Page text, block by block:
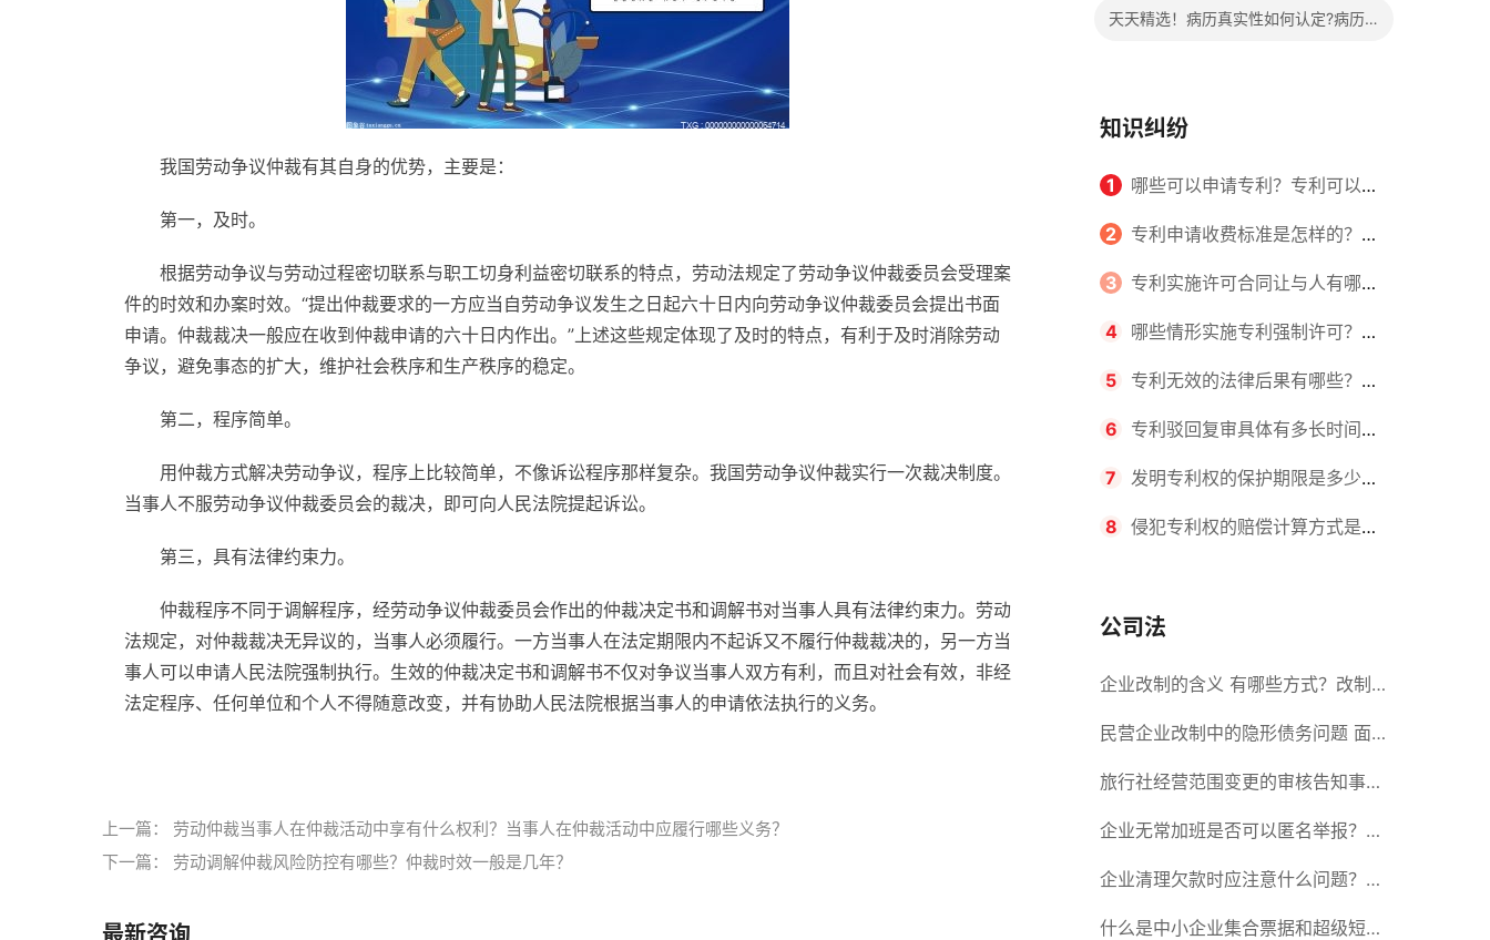
我国劳动争议仲裁有其自身的优势，主要是：
第一，及时。
根据劳动争议与劳动过程密切联系与职工切身利益密切联系的特点，劳动法规定了劳动争议仲裁委员会受理案
件的时效和办案时效。“提出仲裁要求的一方应当自劳动争议发生之日起六十日内向劳动争议仲裁委员会提出书面
申请。仲裁裁决一般应在收到仲裁申请的六十日内作出。”上述这些规定体现了及时的特点，有利于及时消除劳动
争议，避免事态的扩大，维护社会秩序和生产秩序的稳定。
第二，程序简单。
用仲裁方式解决劳动争议，程序上比较简单，不像诉讼程序那样复杂。我国劳动争议仲裁实行一次裁决制度。
当事人不服劳动争议仲裁委员会的裁决，即可向人民法院提起诉讼。
第三，具有法律约束力。
仲裁程序不同于调解程序，经劳动争议仲裁委员会作出的仲裁决定书和调解书对当事人具有法律约束力。劳动
法规定，对仲裁裁决无异议的，当事人必须履行。一方当事人在法定期限内不起诉又不履行仲裁裁决的，另一方当
事人可以申请人民法院强制执行。生效的仲裁决定书和调解书不仅对争议当事人双方有利，而且对社会有效，非经
法定程序、任何单位和个人不得随意改变，并有协助人民法院根据当事人的申请依法执行的义务。
上一篇： 劳动仲裁当事人在仲裁活动中享有什么权利？当事人在仲裁活动中应履行哪些义务？
下一篇： 劳动调解仲裁风险防控有哪些？仲裁时效一般是几年？
最新咨询
天天精选！病历真实性如何认定?病历
知识纠纷
1 哪些可以申请专利？专利可以同
时多个人一起申请吗？
2 专利申请收费标准是怎样的？申
请不同类型的专利所需要的钱不同
3 专利实施许可合同让与人有哪些
主要义务？专利实施许可合同与专利
许可合同有什么区别？
4 哪些情形实施专利强制许可？专
利强制许可的前提条件是什么？
5 专利无效的法律后果有哪些？专
利的无效情形有哪些？
6 专利驳回复审具体有多长时间？
哪些情况下专利申请可能被驳回？
7 发明专利权的保护期限是多少
年？非专利发明人是否有专利申请
8 侵犯专利权的赔偿计算方式是什
间？
公司法
企业改制的含义 有哪些方式？改制
后国企员工属于什么性质？
民营企业改制中的隐形债务问题 面
对隐形债务问题应该如何解决？
旅行社经营范围变更的审核告知事项
旅游业的发展现状和趋势
企业无常加班是否可以匿名举报？强
制加班公司没有加班费怎么办？
企业清理欠款时应注意什么问题？企
业短期借款需要注意哪些事项？
什么是中小企业集合票据和超级短期